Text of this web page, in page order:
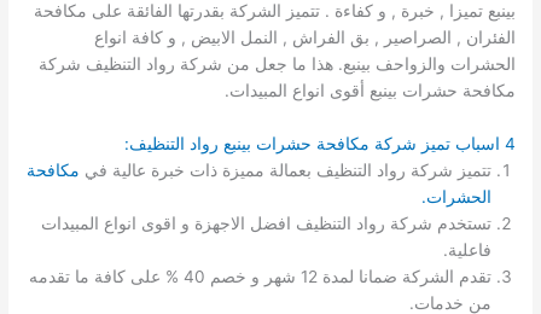
بينبع تميزا , خبرة , و كفاءة . تتميز الشركة بقدرتها الفائقة على مكافحة
الفئران , الصراصير , بق الفراش , النمل الابيض , و كافة انواع
الحشرات والزواحف بينبع. هذا ما جعل من شركة رواد التنظيف شركة
مكافحة حشرات بينبع أقوى انواع المبيدات.
4 اسباب تميز شركة مكافحة حشرات بينبع رواد التنظيف:
تتميز شركة رواد التنظيف بعمالة مميزة ذات خبرة عالية في مكافحة
الحشرات.
تستخدم شركة رواد التنظيف افضل الاجهزة و اقوى انواع المبيدات
فاعلية.
تقدم الشركة ضمانا لمدة 12 شهر و خصم 40 % على كافة ما تقدمه
من خدمات.